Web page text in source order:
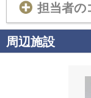
担当者の
周辺施設